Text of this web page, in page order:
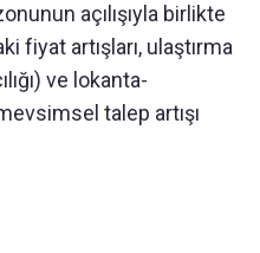
açılışıyla birlikte
fiyat artışları, ulaştırma
ve lokanta-
talep artışı